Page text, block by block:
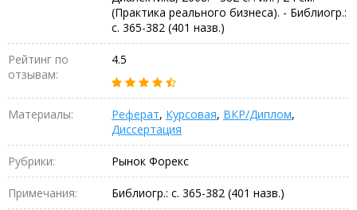
(Практика реального бизнеса). - Библиогр.:
с. 365-382 (401 назв.)
Рейтинг по
отзывам:
4.5
Материалы: Реферат, Курсовая, ВКР/Диплом,
Диссертация
Рубрики: Рынок Форекс
Примечания: Библиогр.: с. 365-382 (401 назв.)